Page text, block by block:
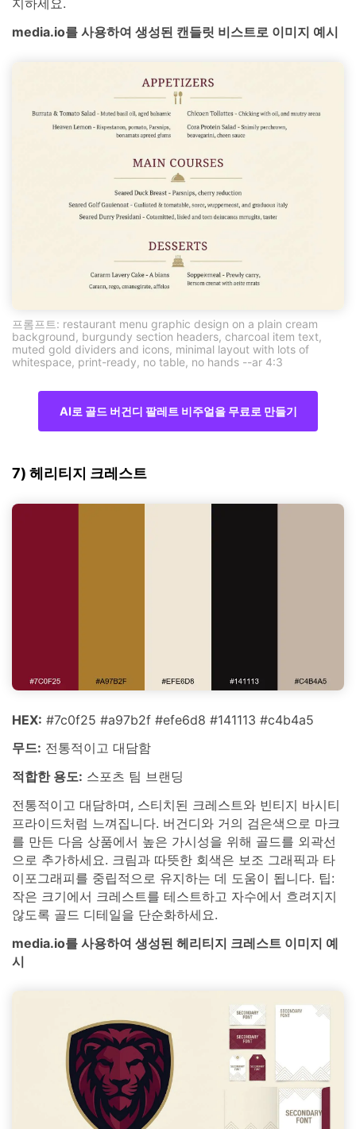
지하세요.
media.io를 사용하여 생성된 캔들릿 비스트로 이미지 예시
프롬프트: restaurant menu graphic design on a plain cream
background, burgundy section headers, charcoal item text,
muted gold dividers and icons, minimal layout with lots of
whitespace, print-ready, no table, no hands --ar 4:3
AI로 골드 버건디 팔레트 비주얼을 무료로 만들기
7) 헤리티지 크레스트
HEX: #7c0f25 #a97b2f #efe6d8 #141113 #c4b4a5
무드: 전통적이고 대담함
적합한 용도: 스포츠 팀 브랜딩
전통적이고 대담하며, 스티치된 크레스트와 빈티지 바시티
프라이드처럼 느껴집니다. 버건디와 거의 검은색으로 마크
를 만든 다음 상품에서 높은 가시성을 위해 골드를 외곽선
으로 추가하세요. 크림과 따뜻한 회색은 보조 그래픽과 타
이포그래피를 중립적으로 유지하는 데 도움이 됩니다. 팁:
작은 크기에서 크레스트를 테스트하고 자수에서 흐려지지
않도록 골드 디테일을 단순화하세요.
media.io를 사용하여 생성된 헤리티지 크레스트 이미지 예
시